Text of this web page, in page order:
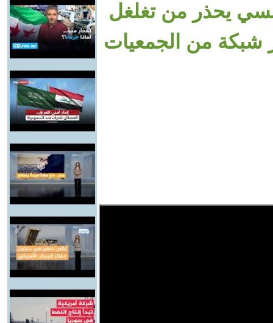
يحذر من تغلغل
شبكة من الجمعيات